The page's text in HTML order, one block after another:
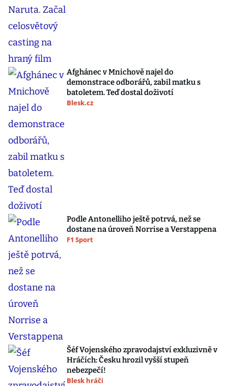
Afghánec v Mnichově najel do
demonstrace odborářů, zabil matku s
batoletem. Teď dostal doživotí
Blesk.cz
Podle Antonelliho ještě potrvá, než se
dostane na úroveň Norrise a Verstappena
F1 Sport
Šéf Vojenského zpravodajství exkluzivně v
Hráčích: Česku hrozil vyšší stupeň
nebezpečí!
Blesk hráči